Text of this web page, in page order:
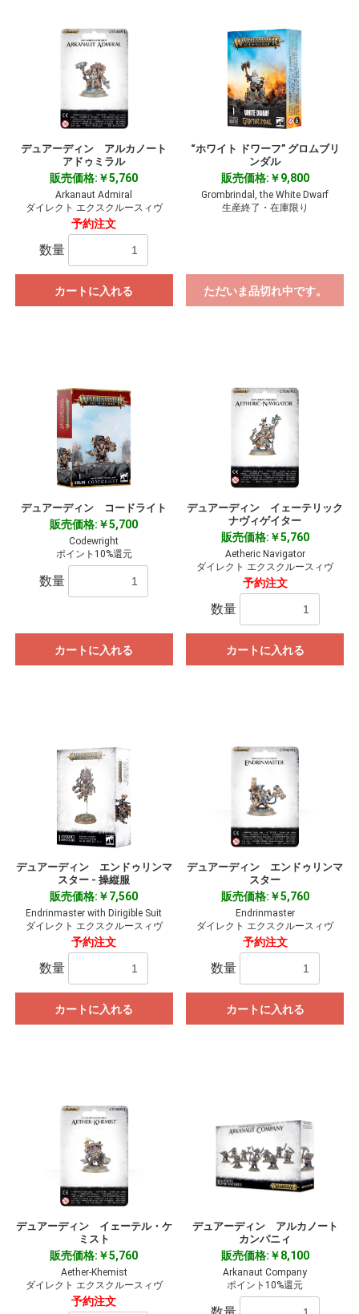
デュアーディン アルカノート
アドゥミラル
販売価格:￥5,760
Arkanaut Admiral
ダイレクト エクスクルースィヴ
予約注文
数量
カートに入れる
“ホワイト ドワーフ” グロムブリ
ンダル
販売価格:￥9,800
Grombrindal, the White Dwarf
生産終了・在庫限り
ただいま品切れ中です。
デュアーディン コードライト
販売価格:￥5,700
Codewright
ポイント10%還元
数量
カートに入れる
デュアーディン イェーテリック
ナヴィゲイター
販売価格:￥5,760
Aetheric Navigator
ダイレクト エクスクルースィヴ
予約注文
数量
カートに入れる
デュアーディン エンドゥリンマ
スター - 操縦服
販売価格:￥7,560
Endrinmaster with Dirigible Suit
ダイレクト エクスクルースィヴ
予約注文
数量
カートに入れる
デュアーディン エンドゥリンマ
スター
販売価格:￥5,760
Endrinmaster
ダイレクト エクスクルースィヴ
予約注文
数量
カートに入れる
デュアーディン イェーテル・ケ
ミスト
販売価格:￥5,760
Aether-Khemist
ダイレクト エクスクルースィヴ
予約注文
デュアーディン アルカノート
カンパニィ
販売価格:￥8,100
Arkanaut Company
ポイント10%還元
お買い物を続ける カートへ進む